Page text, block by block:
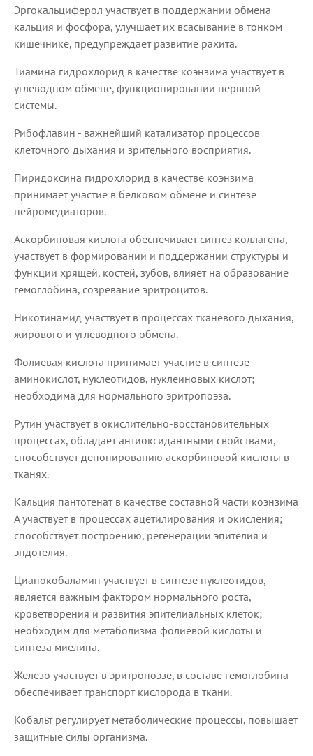
Эргокальциферол участвует в поддержании обмена
кальция и фосфора, улучшает их всасывание в тонком
кишечнике, предупреждает развитие рахита.
Тиамина гидрохлорид в качестве коэнзима участвует в
углеводном обмене, функционировании нервной
системы.
Рибофлавин - важнейший катализатор процессов
клеточного дыхания и зрительного восприятия.
Пиридоксина гидрохлорид в качестве коэнзима
принимает участие в белковом обмене и синтезе
нейромедиаторов.
Аскорбиновая кислота обеспечивает синтез коллагена,
участвует в формировании и поддержании структуры и
функции хрящей, костей, зубов, влияет на образование
гемоглобина, созревание эритроцитов.
Никотинамид участвует в процессах тканевого дыхания,
жирового и углеводного обмена.
Фолиевая кислота принимает участие в синтезе
аминокислот, нуклеотидов, нуклеиновых кислот;
необходима для нормального эритропоэза.
Рутин участвует в окислительно-восстановительных
процессах, обладает антиоксидантными свойствами,
способствует депонированию аскорбиновой кислоты в
тканях.
Кальция пантотенат в качестве составной части коэнзима
А участвует в процессах ацетилирования и окисления;
способствует построению, регенерации эпителия и
эндотелия.
Цианокобаламин участвует в синтезе нуклеотидов,
является важным фактором нормального роста,
кроветворения и развития эпителиальных клеток;
необходим для метаболизма фолиевой кислоты и
синтеза миелина.
Железо участвует в эритропоэзе, в составе гемоглобина
обеспечивает транспорт кислорода в ткани.
Кобальт регулирует метаболические процессы, повышает
защитные силы организма.